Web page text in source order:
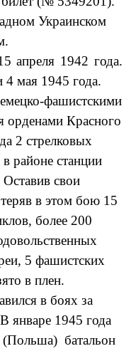
Украинском
апреля 1942 года.
4 мая 1945 года.
фашистскими
орденами Красного
2 стрелковых
районе станции
свои
в этом бою 15
более 200
5 фашистских
в плен.
в боях за
январе 1945 года
(Польша) батальон